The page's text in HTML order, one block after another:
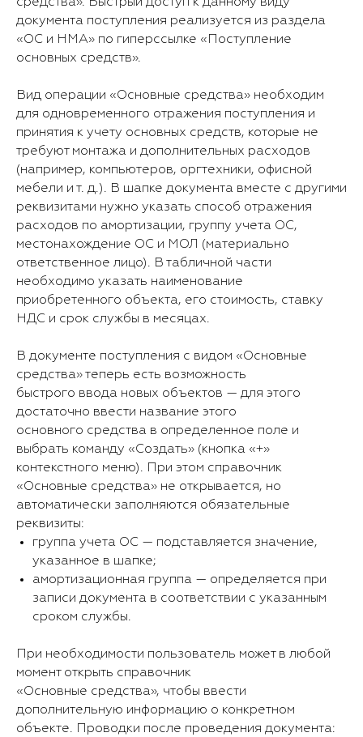
документа поступления реализуется из раздела
«ОС и НМА» по гиперссылке «Поступление
основных средств».
Вид операции «Основные средства» необходим
для одновременного отражения поступления и
принятия к учету основных средств, которые не
требуют монтажа и дополнительных расходов
(например, компьютеров, оргтехники, офисной
мебели и т. д.). В шапке документа вместе с другими
реквизитами нужно указать способ отражения
расходов по амортизации, группу учета ОС,
местонахождение ОС и МОЛ (материально
ответственное лицо). В табличной части
необходимо указать наименование
приобретенного объекта, его стоимость, ставку
НДС и срок службы в месяцах.
В документе поступления с видом «Основные
средства» теперь есть возможность
быстрого ввода новых объектов — для этого
достаточно ввести название этого
основного средства в определенное поле и
выбрать команду «Создать» (кнопка «+»
контекстного меню). При этом справочник
«Основные средства» не открывается, но
автоматически заполняются обязательные
реквизиты:
группа учета ОС — подставляется значение,
указанное в шапке;
амортизационная группа — определяется при
записи документа в соответствии с указанным
сроком службы.
При необходимости пользователь может в любой
момент открыть справочник
«Основные средства», чтобы ввести
дополнительную информацию о конкретном
объекте. Проводки после проведения документа: